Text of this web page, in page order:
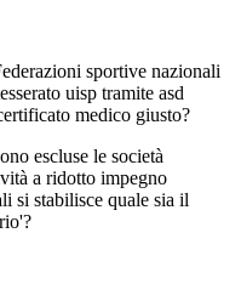
sportive nazionali
uisp tramite asd
medico giusto?
escluse le società
a ridotto impegno
si stabilisce quale sia il